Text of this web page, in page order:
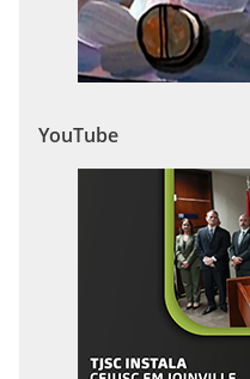
YouTube